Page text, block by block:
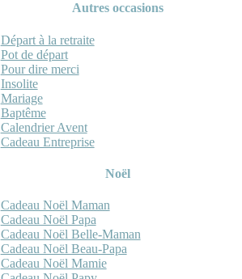
Autres occasions
Départ à la retraite
Pot de départ
Pour dire merci
Insolite
Mariage
Baptême
Calendrier Avent
Cadeau Entreprise
Noël
Cadeau Noël Maman
Cadeau Noël Papa
Cadeau Noël Belle-Maman
Cadeau Noël Beau-Papa
Cadeau Noël Mamie